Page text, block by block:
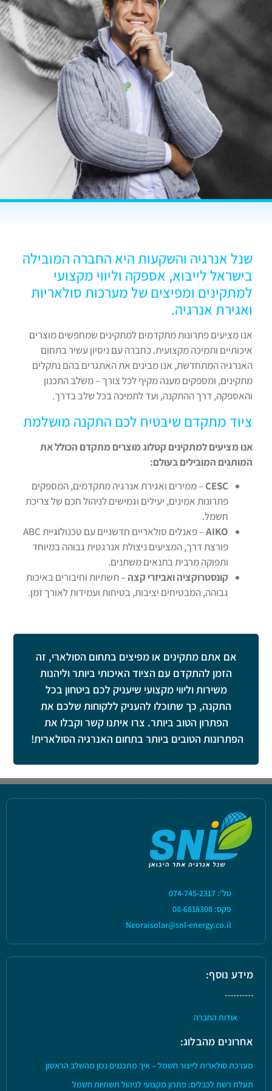
שנל אנרגיה והשקעות היא החברה המובילה
בישראל לייבוא, אספקה וליווי מקצועי
למתקינים ומפיצים של מערכות סולאריות
ואגירת אנרגיה.
אנו מציעים פתרונות מתקדמים למתקינים שמחפשים מוצרים
איכותיים ותמיכה מקצועית. כחברה עם ניסיון עשיר בתחום
האנרגיה המתחדשת, אנו מבינים את האתגרים בהם נתקלים
מתקינים, ומספקים מענה מקיף לכל צורך – משלב התכנון
והאספקה, דרך ההתקנה, ועד לתמיכה בכל שלב בדרך.
ציוד מתקדם שיבטיח לכם התקנה מושלמת
אנו מציעים למתקינים קטלוג מוצרים מתקדם הכולל את
המותגים המובילים בעולם:
CESC– ממירים ואגירת אנרגיה מתקדמים, המספקים
פתרונות אמינים, יעילים וגמישים לניהול חכם של צריכת
חשמל.
AIKO
– פאנלים סולאריים חדשניים עם טכנולוגיית ABC
פורצת דרך, המציעים ניצולת אנרגטית גבוהה במיוחד
ותפוקה מרבית בתנאים משתנים.
קונסטרוקציה ואביזרי קצה– תשתיות וחיבורים באיכות
גבוהה, המבטיחים יציבות, בטיחות ועמידות לאורך זמן.
אם אתם מתקינים או מפיצים בתחום הסולארי, זה
הזמן להתקדם עם הציוד האיכותי ביותר וליהנות
משירות וליווי מקצועי שיעניק לכם ביטחון בכל
התקנה, כך שתוכלו להעניק ללקוחות שלכם את
הפתרון הטוב ביותר. צרו איתנו קשר וקבלו את
הפתרונות הטובים ביותר בתחום האנרגיה הסולארית!
טל': 074-745-2317
פקס: 08-6818308
Neoraisolar@snl-energy.co.il
מידע נוסף:
אודות החברה
אחרונים מהבלוג:
מערכת סולארית לייצור חשמל – איך מתכננים נכון מהשלב הראשון
תעלת רשת לכבלים: פתרון מקצועי לניהול תשתיות חשמל